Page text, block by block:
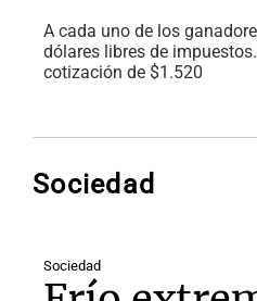
A cada uno de los
dólares libres de
cotización de $1.520
Sociedad
Sociedad